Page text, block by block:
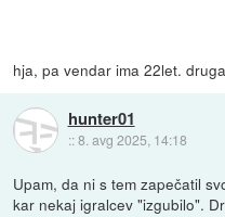
hja, pa vendar ima 22let.
hunter01
::8. avg 2025, 14:18
Upam, da ni s tem zapečatil
kar nekaj igralcev "izgubilo".